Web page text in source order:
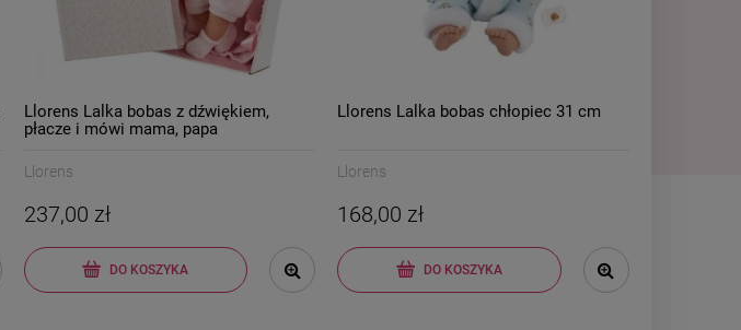
Llorens Lalka bobas z dźwiękiem,
płacze i mówi mama, papa
Llorens
237,00 zł
DO KOSZYKA
Llorens Lalka bobas chłopiec 31 cm
Llorens
168,00 zł
DO KOSZYKA